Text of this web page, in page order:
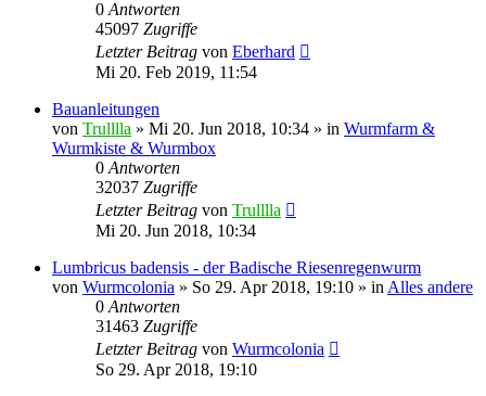
0 Antworten
45097 Zugriffe
Letzter Beitrag von Eberhard
Mi 20. Feb 2019, 11:54
Bauanleitungen
von Trulllla » Mi 20. Jun 2018, 10:34 » in Wurmfarm &
Wurmkiste & Wurmbox
0 Antworten
32037 Zugriffe
Letzter Beitrag von Trulllla
Mi 20. Jun 2018, 10:34
Lumbricus badensis - der Badische Riesenregenwurm
von Wurmcolonia » So 29. Apr 2018, 19:10 » in Alles andere
0 Antworten
31463 Zugriffe
Letzter Beitrag von Wurmcolonia
So 29. Apr 2018, 19:10